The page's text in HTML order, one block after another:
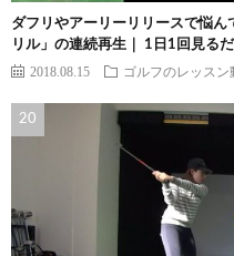
ダフリやアーリーリリースで悩
リル」の連続再生｜ 1日1回見る
2018.08.15 ゴルフのレッスン